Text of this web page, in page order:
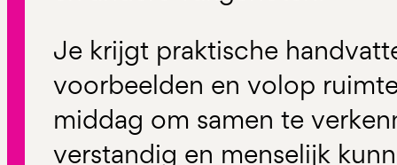
Je krijgt praktische
voorbeelden en volop
middag om samen te
verstandig en menselijk